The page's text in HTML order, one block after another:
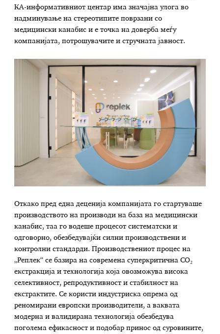
КА-информативниот центар има значајна улога во
надминување на стереотипите поврзани со
медицински канабис и е точка на доверба меѓу
компанијата, потрошувачите и стручната јавност.
Откако пред една деценија компанијата го стартуваше
производството на производи на база на медицински
канабис, таа го водеше процесот систематски и
одговорно, обезбедувајќи силни производствени и
контролни стандарди. Производствениот процес на
„Реплек“ се базира на современа суперкритична CO₂
екстракција и технологија која овозможува висока
селективност, репродуктивност и стабилност на
екстрактите. Се користи индустриска опрема од
реномирани европски производители, а ваквата
модерна и валидирана технологија обезбедува
поголема ефикасност и подобар принос од суровините,